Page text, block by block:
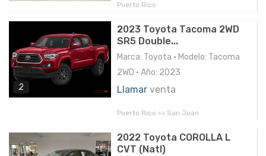
Puerto Rico
2
2023 Toyota Tacoma 2WD
SR5 Double...
Marca: Toyota • Modelo: Tacoma
2WD • Año: 2023
Llamar venta
Puerto Rico >> San Juan
2022 Toyota COROLLA L
CVT (Natl)